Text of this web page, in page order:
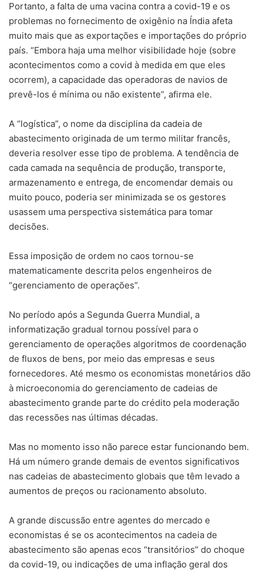
Portanto, a falta de uma vacina contra a covid-19 e os
problemas no fornecimento de oxigênio na Índia afeta
muito mais que as exportações e importações do próprio
país. “Embora haja uma melhor visibilidade hoje (sobre
acontecimentos como a covid à medida em que eles
ocorrem), a capacidade das operadoras de navios de
prevê-los é mínima ou não existente”, afirma ele.
A “logística”, o nome da disciplina da cadeia de
abastecimento originada de um termo militar francês,
deveria resolver esse tipo de problema. A tendência de
cada camada na sequência de produção, transporte,
armazenamento e entrega, de encomendar demais ou
muito pouco, poderia ser minimizada se os gestores
usassem uma perspectiva sistemática para tomar
decisões.
Essa imposição de ordem no caos tornou-se
matematicamente descrita pelos engenheiros de
“gerenciamento de operações”.
No período após a Segunda Guerra Mundial, a
informatização gradual tornou possível para o
gerenciamento de operações algoritmos de coordenação
de fluxos de bens, por meio das empresas e seus
fornecedores. Até mesmo os economistas monetários dão
à microeconomia do gerenciamento de cadeias de
abastecimento grande parte do crédito pela moderação
das recessões nas últimas décadas.
Mas no momento isso não parece estar funcionando bem.
Há um número grande demais de eventos significativos
nas cadeias de abastecimento globais que têm levado a
aumentos de preços ou racionamento absoluto.
A grande discussão entre agentes do mercado e
economistas é se os acontecimentos na cadeia de
abastecimento são apenas ecos “transitórios” do choque
da covid-19, ou indicações de uma inflação geral dos